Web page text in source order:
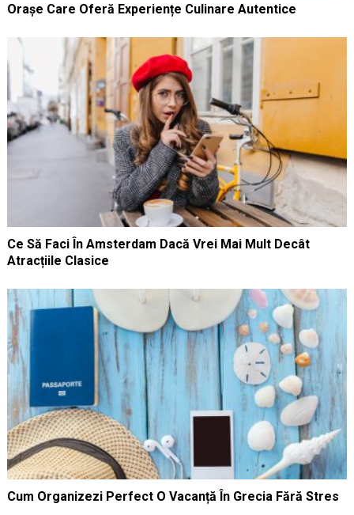
Orașe Care Oferă Experiențe Culinare Autentice
Ce Să Faci În Amsterdam Dacă Vrei Mai Mult Decât
Atracțiile Clasice
Cum Organizezi Perfect O Vacanță În Grecia Fără Stres